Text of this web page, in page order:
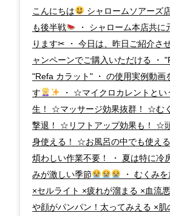
こんにちは シャロームソアーズ
も後半戦
・ シャローム本店共に
ります✂︎ ・ 今日は、昨日ご紹介さ
ャンペーンでご購入いただける ・
"Refa カラット" ・ の使用実例動画
す
・ ☆マイクロカレントとい
生！ ☆マッサージ効果抜群！ ☆む
撃退！ ☆リフトアップ効果も！ ☆
身使える！ ☆お風呂の中でも使え
煩わしい作業不要！ ・ 夏は特に冷
みが激しい季節
・ むくみ
×セルライト ×疲れが溜まる ×血流
や顔がパンパン！太ってみえる ×肌